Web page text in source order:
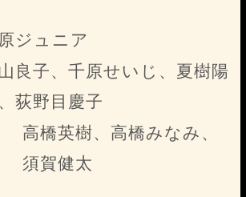
ジュニア
良子、千原せいじ、夏樹陽
荻野目慶子
高橋英樹、高橋みなみ、
須賀健太